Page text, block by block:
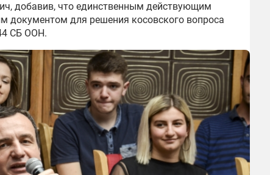
добавив, что единственным действующим
документом для решения косовского вопроса
СБ ООН.